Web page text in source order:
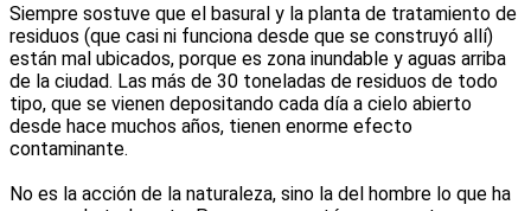
Siempre sostuve que el basural y la planta de tratamiento de
residuos (que casi ni funciona desde que se construyó allí)
están mal ubicados, porque es zona inundable y aguas arriba
de la ciudad. Las más de 30 toneladas de residuos de todo
tipo, que se vienen depositando cada día a cielo abierto
desde hace muchos años, tienen enorme efecto
contaminante.
No es la acción de la naturaleza, sino la del hombre lo que ha